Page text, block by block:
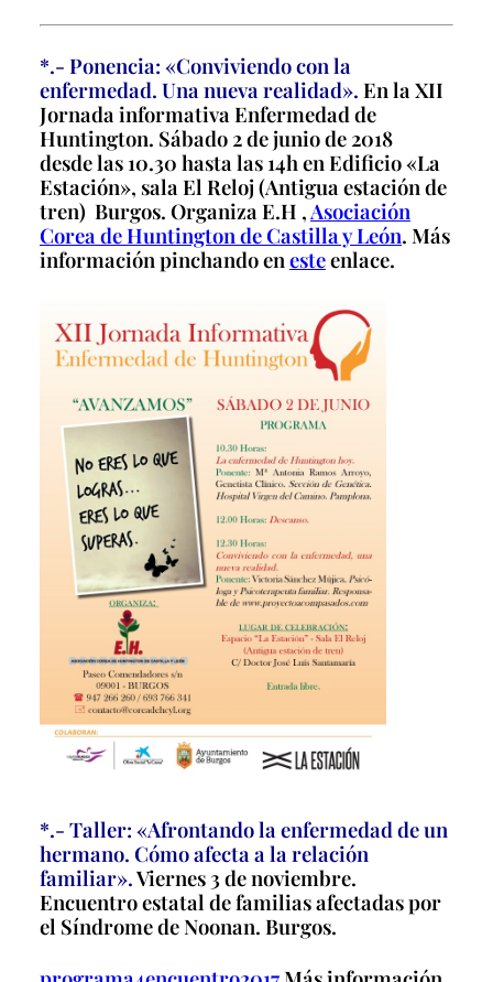
*.- Ponencia: «Conviviendo con la
enfermedad. Una nueva realidad». En la XII
Jornada informativa Enfermedad de
Huntington. Sábado 2 de junio de 2018
desde las 10.30 hasta las 14h en Edificio «La
Estación», sala El Reloj (Antigua estación de
tren) Burgos. Organiza E.H , Asociación
Corea de Huntington de Castilla y León. Más
información pinchando en esteenlace.
*.- Taller: «Afrontando la enfermedad de un
hermano. Cómo afecta a la relación
familiar».Viernes 3 de noviembre.
Encuentro estatal de familias afectadas por
el Síndrome de Noonan. Burgos.